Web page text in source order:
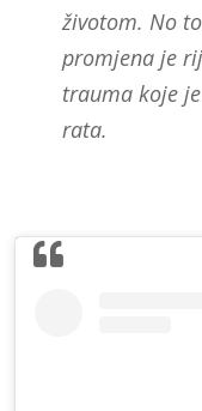
životom. No
promjena je
trauma koje
rata.